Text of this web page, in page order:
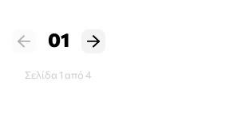
01
Σελίδα 1 από 4